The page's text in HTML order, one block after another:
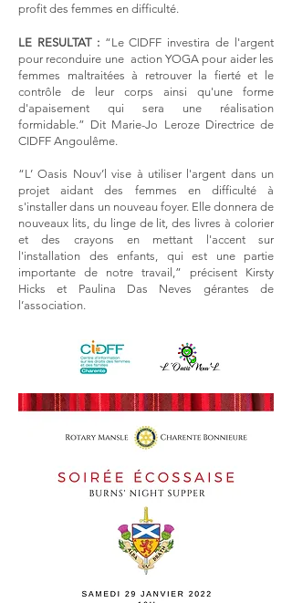
profit des femmes en difficulté.
LE RESULTAT : “Le CIDFF investira de l'argent
pour reconduire une action YOGA pour aider les
femmes maltraitées à retrouver la fierté et le
contrôle de leur corps ainsi qu'une forme
d'apaisement qui sera une réalisation
formidable.” Dit Marie-Jo Leroze Directrice de
CIDFF Angoulême.
“L’ Oasis Nouv’l vise à utiliser l'argent dans un
projet aidant des femmes en difficulté à
s'installer dans un nouveau foyer. Elle donnera de
nouveaux lits, du linge de lit, des livres à colorier
et des crayons en mettant l'accent sur
l'installation des enfants, qui est une partie
importante de notre travail,” précisent Kirsty
Hicks et Paulina Das Neves gérantes de
l’association.